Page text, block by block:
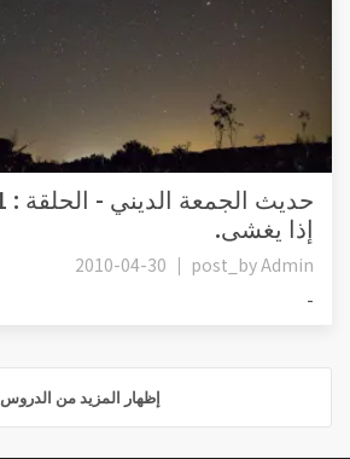
إذا يغشى.
post_byAdmin
2010-04-30
-
إظهار المزيد من الدروس